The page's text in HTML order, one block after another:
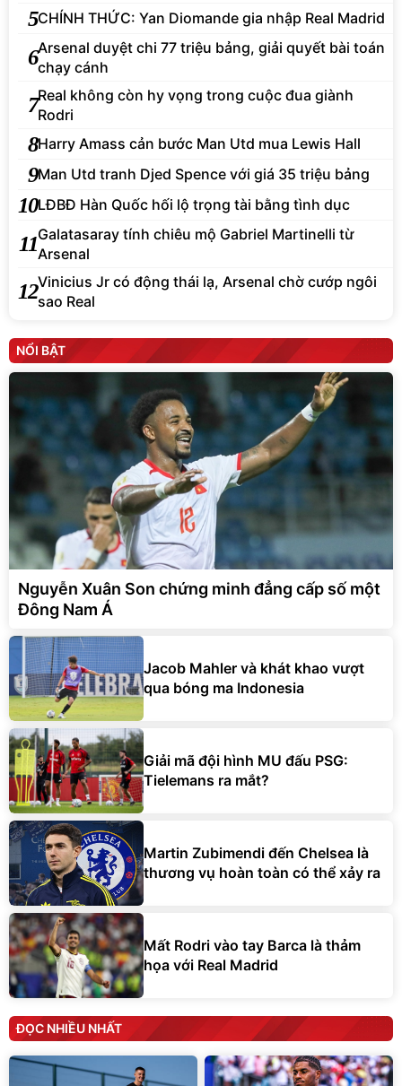
5CHÍNH THỨC: Yan Diomande gia nhập Real Madrid
6Arsenal duyệt chi 77 triệu bảng, giải quyết bài toán
chạy cánh
7Real không còn hy vọng trong cuộc đua giành
Rodri
8Harry Amass cản bước Man Utd mua Lewis Hall
9Man Utd tranh Djed Spence với giá 35 triệu bảng
10LĐBĐ Hàn Quốc hối lộ trọng tài bằng tình dục
11Galatasaray tính chiêu mộ Gabriel Martinelli từ
Arsenal
12Vinicius Jr có động thái lạ, Arsenal chờ cướp ngôi
sao Real
NỔI BẬT
Nguyễn Xuân Son chứng minh đẳng cấp số một
Đông Nam Á
Jacob Mahler và khát khao vượt
qua bóng ma Indonesia
Giải mã đội hình MU đấu PSG:
Tielemans ra mắt?
Martin Zubimendi đến Chelsea là
thương vụ hoàn toàn có thể xảy ra
Mất Rodri vào tay Barca là thảm
họa với Real Madrid
ĐỌC NHIỀU NHẤT